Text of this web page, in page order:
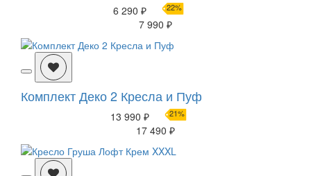
6 290 ₽ 22%
7 990 ₽
Комплект Деко 2 Кресла и Пуф
13 990 ₽ 21%
17 490 ₽